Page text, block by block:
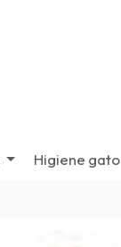
Higiene gato